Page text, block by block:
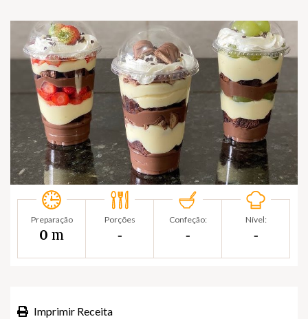
Preparação
0 m
Porções
‐
Confeção:
‐
Nível:
‐
Imprimir Receita